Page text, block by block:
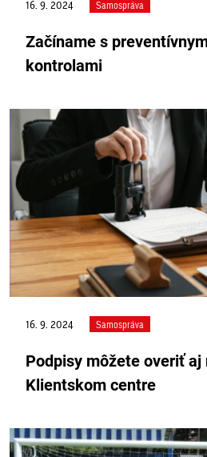
16. 9. 2024 Samospráva
Začíname s
kontrolami
16. 9. 2024 Samospráva
Podpisy môžete overiť aj
Klientskom centre